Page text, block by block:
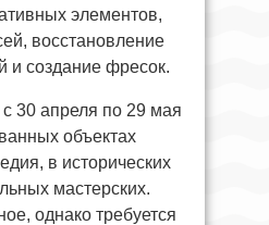
элементов,
восстановление
и создание фресок.
30 апреля по 29 мая
объектах
в исторических
мастерских.
однако требуется